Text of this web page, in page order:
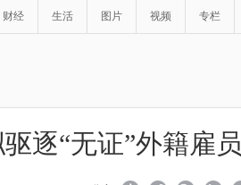
财经 生活 图片 视频 专栏
逐“无证”外籍雇员